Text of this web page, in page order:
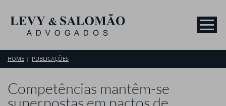
HOME PUBLICAÇÕES
Competências mantêm-se